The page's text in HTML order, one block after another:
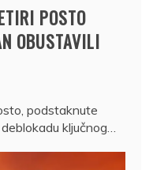
POSTO
OBUSTAVILI
podstaknute
ključnog…